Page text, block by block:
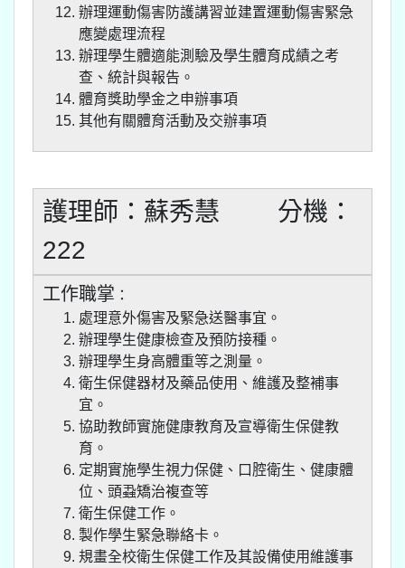
辦理運動傷害防護講習並建置運動傷害緊急
應變處理流程
辦理學生體適能測驗及學生體育成績之考
查、統計與報告。
體育獎助學金之申辦事項
其他有關體育活動及交辦事項
護理師：蘇秀慧 分機：
222
工作職掌 ：
處理意外傷害及緊急送醫事宜。
辦理學生健康檢查及預防接種。
辦理學生身高體重等之測量。
衛生保健器材及藥品使用、維護及整補事
宜。
協助教師實施健康教育及宣導衛生保健教
育。
定期實施學生視力保健、口腔衛生、健康體
位、頭蝨矯治複查等
衛生保健工作。
製作學生緊急聯絡卡。
規畫全校衛生保健工作及其設備使用維護事